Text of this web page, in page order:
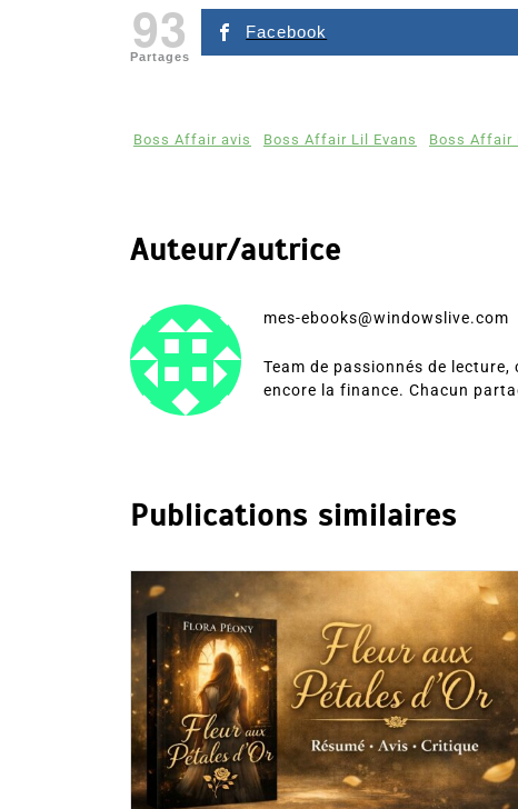
93
Partages
Facebook
Boss Affair avis Boss Affair Lil Evans Boss Affair
Auteur/autrice
mes-ebooks@windowslive.com
Team de passionnés de
encore la finance. Chacun
Publications similaires